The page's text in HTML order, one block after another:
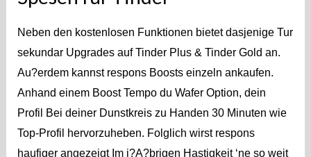
Neben den kostenlosen Funktionen bietet dasjenige Tur
sekundar Upgrades auf Tinder Plus & Tinder Gold an.
Au?erdem kannst respons Boosts einzeln ankaufen.
Anhand einem Boost Tempo du Wafer Option, dein
Profil Bei deiner Dunstkreis zu Handen 30 Minuten wie
Top-Profil hervorzuheben. Folglich wirst respons
haufiger angezeigt Im i?A?brigen Hastigkeit ‘ne so weit